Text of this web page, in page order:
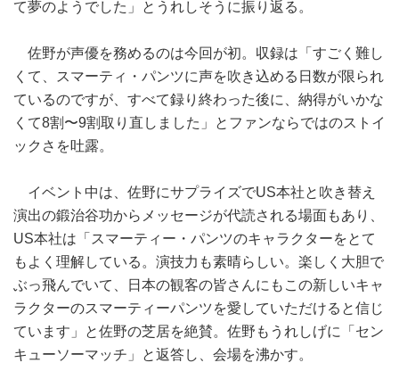
て夢のようでした」とうれしそうに振り返る。
佐野が声優を務めるのは今回が初。収録は「すごく難し
くて、スマーティ・パンツに声を吹き込める日数が限られ
ているのですが、すべて録り終わった後に、納得がいかな
くて8割〜9割取り直しました」とファンならではのストイ
ックさを吐露。
イベント中は、佐野にサプライズでUS本社と吹き替え
演出の鍛治谷功からメッセージが代読される場面もあり、
US本社は「スマーティー・パンツのキャラクターをとて
もよく理解している。演技力も素晴らしい。楽しく大胆で
ぶっ飛んでいて、日本の観客の皆さんにもこの新しいキャ
ラクターのスマーティーパンツを愛していただけると信じ
ています」と佐野の芝居を絶賛。佐野もうれしげに「セン
キューソーマッチ」と返答し、会場を沸かす。